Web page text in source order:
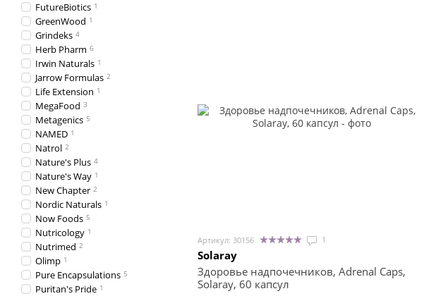
Артикул: 30156 1
Solaray
Здоровье надпочечников, Adrenal Caps,
Solaray, 60 капсул
FutureBiotics 1
GreenWood 1
Grindeks 4
Herb Pharm 6
Irwin Naturals 1
Jarrow Formulas 2
Life Extension 1
MegaFood 3
Metagenics 5
NAMED 1
Natrol 2
Nature's Plus 4
Nature's Way 1
New Chapter 2
Nordic Naturals 1
Now Foods 5
Nutricology 1
Nutrimed 2
Olimp 1
Pure Encapsulations 5
Puritan's Pride 1